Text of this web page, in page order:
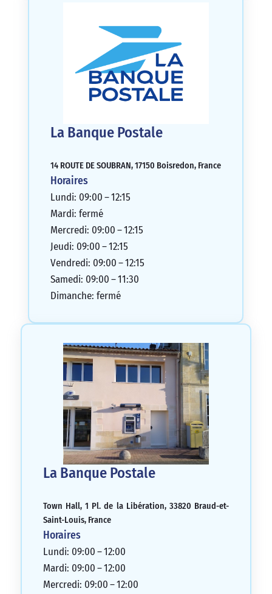
La Banque Postale
14 ROUTE DE SOUBRAN, 17150 Boisredon, France
Horaires
Lundi: 09:00 – 12:15
Mardi: fermé
Mercredi: 09:00 – 12:15
Jeudi: 09:00 – 12:15
Vendredi: 09:00 – 12:15
Samedi: 09:00 – 11:30
Dimanche: fermé
La Banque Postale
Town Hall, 1 Pl. de la Libération, 33820 Braud-et-
Saint-Louis, France
Horaires
Lundi: 09:00 – 12:00
Mardi: 09:00 – 12:00
Mercredi: 09:00 – 12:00